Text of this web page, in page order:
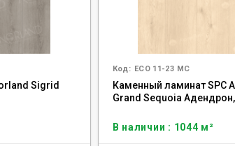
Sigrid
Код: ECO 11-23 MC
Каменный ламинат SPC
Grand Sequoia Адендрон,
В наличии : 1044 м²